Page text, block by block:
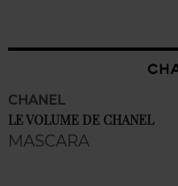
CHANEL
LE VOLUME DE CHANEL
MASCARA